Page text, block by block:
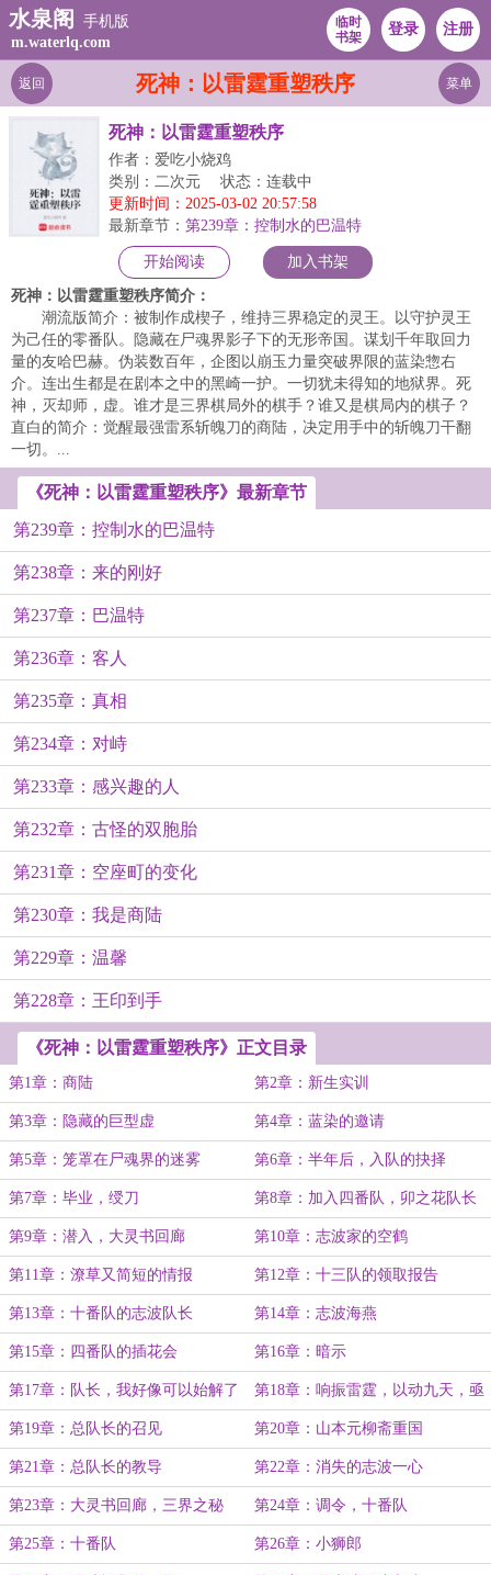
水泉阁
手机版
m.waterlq.com
临时
书架
登录 注册
死神：以雷霆重塑秩序
返回 菜单
死神：以雷霆重塑秩序
作者：爱吃小烧鸡
类别：二次元
状态：连载中
更新时间：2025-03-02 20:57:58
最新章节： 第239章：控制水的巴温特
开始阅读 加入书架
死神：以雷霆重塑秩序简介：
潮流版简介：被制作成楔子，维持三界稳定的灵王。以守护灵王
为己任的零番队。隐藏在尸魂界影子下的无形帝国。谋划千年取回力
量的友哈巴赫。伪装数百年，企图以崩玉力量突破界限的蓝染惣右
介。连出生都是在剧本之中的黑崎一护。一切犹未得知的地狱界。死
神，灭却师，虚。谁才是三界棋局外的棋手？谁又是棋局内的棋子？
直白的简介：觉醒最强雷系斩魄刀的商陆，决定用手中的斩魄刀干翻
一切。...
《死神：以雷霆重塑秩序》最新章节
第239章：控制水的巴温特
第238章：来的刚好
第237章：巴温特
第236章：客人
第235章：真相
第234章：对峙
第233章：感兴趣的人
第232章：古怪的双胞胎
第231章：空座町的变化
第230章：我是商陆
第229章：温馨
第228章：王印到手
《死神：以雷霆重塑秩序》正文目录
第1章：商陆 第2章：新生实训
第3章：隐藏的巨型虚 第4章：蓝染的邀请
第5章：笼罩在尸魂界的迷雾 第6章：半年后，入队的抉择
第7章：毕业，绶刀 第8章：加入四番队，卯之花队长
第9章：潜入，大灵书回廊 第10章：志波家的空鹤
第11章：潦草又简短的情报 第12章：十三队的领取报告
第13章：十番队的志波队长 第14章：志波海燕
第15章：四番队的插花会 第16章：暗示
第17章：队长，我好像可以始解了 第18章：响振雷霆，以动九天，亟
雷
第19章：总队长的召见 第20章：山本元柳斋重国
第21章：总队长的教导 第22章：消失的志波一心
第23章：大灵书回廊，三界之秘 第24章：调令，十番队
第25章：十番队 第26章：小狮郎